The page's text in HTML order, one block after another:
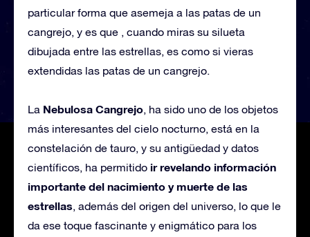
particular forma que asemeja a las patas de un
cangrejo, y es que , cuando miras su silueta
dibujada entre las estrellas, es como si vieras
extendidas las patas de un cangrejo.
La Nebulosa Cangrejo , ha sido uno de los objetos
más interesantes del cielo nocturno, está en la
constelación de tauro, y su antigüedad y datos
científicos, ha permitido ir revelando información
importante del nacimiento y muerte de las
estrellas , además del origen del universo, lo que le
da ese toque fascinante y enigmático para los